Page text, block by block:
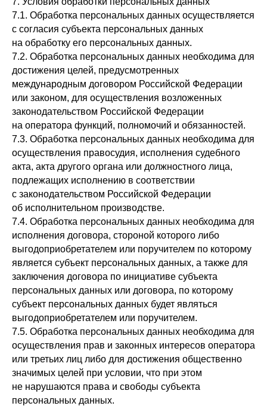
7.1. Обработка персональных данных осуществляется
с согласия субъекта персональных данных
на обработку его персональных данных.
7.2. Обработка персональных данных необходима для
достижения целей, предусмотренных
международным договором Российской Федерации
или законом, для осуществления возложенных
законодательством Российской Федерации
на оператора функций, полномочий и обязанностей.
7.3. Обработка персональных данных необходима для
осуществления правосудия, исполнения судебного
акта, акта другого органа или должностного лица,
подлежащих исполнению в соответствии
с законодательством Российской Федерации
об исполнительном производстве.
7.4. Обработка персональных данных необходима для
исполнения договора, стороной которого либо
выгодоприобретателем или поручителем по которому
является субъект персональных данных, а также для
заключения договора по инициативе субъекта
персональных данных или договора, по которому
субъект персональных данных будет являться
выгодоприобретателем или поручителем.
7.5. Обработка персональных данных необходима для
осуществления прав и законных интересов оператора
или третьих лиц либо для достижения общественно
значимых целей при условии, что при этом
не нарушаются права и свободы субъекта
персональных данных.